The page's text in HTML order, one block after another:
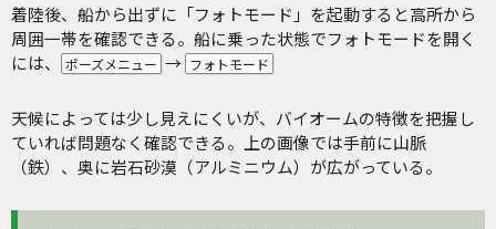
着陸後、船から出ずに「フォトモード」を起動すると高所から
周囲一帯を確認できる。船に乗った状態でフォトモードを開く
には、
ポーズメニュー → フォトモード
天候によっては少し見えにくいが、バイオームの特徴を把握し
ていれば問題なく確認できる。上の画像では手前に山脈
（鉄）、奥に岩石砂漠（アルミニウム）が広がっている。